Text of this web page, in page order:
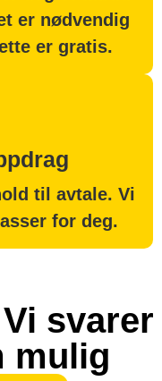
er nødvendig
er gratis.
til avtale. Vi
for deg.
svarer
mulig